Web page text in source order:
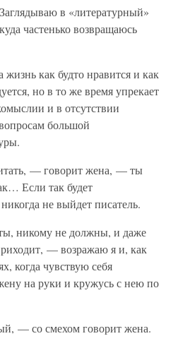
в «литературный»
частенько возвращаюсь
как будто нравится и как
но в то же время упрекает
и в отсутствии
большой
— говорит жена, — ты
Если так будет
не выйдет писатель.
никому не должны, и даже
— возражаю я и, как
когда чувствую себя
на руки и кружусь с нею по
— со смехом говорит жена.